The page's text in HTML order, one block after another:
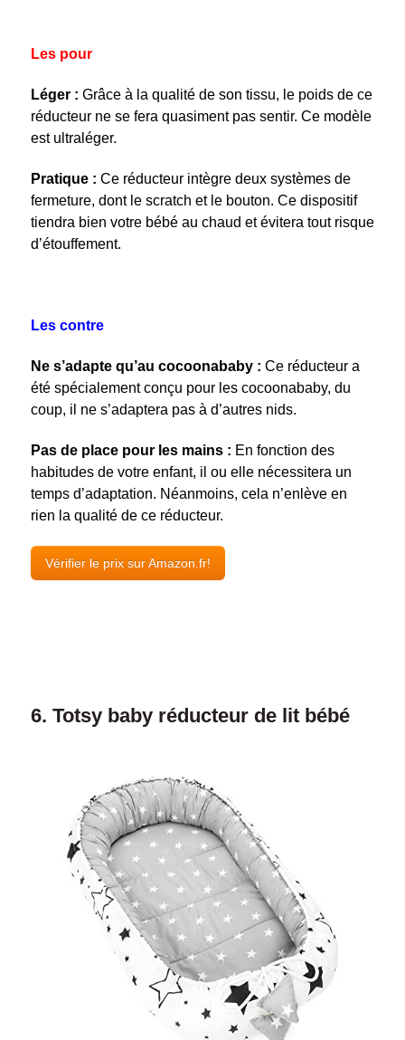
Les pour
Léger : Grâce à la qualité de son tissu, le poids de ce
réducteur ne se fera quasiment pas sentir. Ce modèle
est ultraléger.
Pratique : Ce réducteur intègre deux systèmes de
fermeture, dont le scratch et le bouton. Ce dispositif
tiendra bien votre bébé au chaud et évitera tout risque
d’étouffement.
Les contre
Ne s’adapte qu’au cocoonababy : Ce réducteur a
été spécialement conçu pour les cocoonababy, du
coup, il ne s’adaptera pas à d’autres nids.
Pas de place pour les mains : En fonction des
habitudes de votre enfant, il ou elle nécessitera un
temps d’adaptation. Néanmoins, cela n’enlève en
rien la qualité de ce réducteur.
Vérifier le prix sur Amazon.fr!
6. Totsy baby réducteur de lit bébé